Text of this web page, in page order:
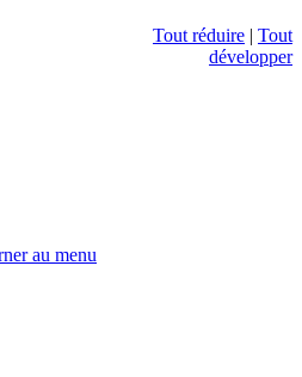
Tout réduire | Tout
développer
au menu